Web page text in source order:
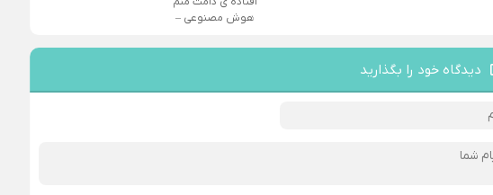
هوش مصنوعی –
دیدگاه خود را بگذارید